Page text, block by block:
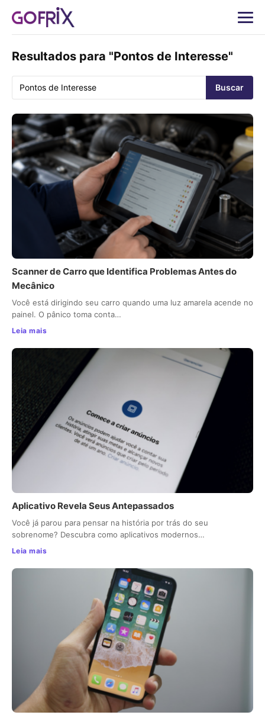
Resultados para "Pontos de Interesse"
Buscar
Scanner de Carro que Identifica Problemas Antes do
Mecânico
Você está dirigindo seu carro quando uma luz amarela acende no
painel. O pânico toma conta…
Leia mais
Aplicativo Revela Seus Antepassados
Você já parou para pensar na história por trás do seu
sobrenome? Descubra como aplicativos modernos…
Leia mais